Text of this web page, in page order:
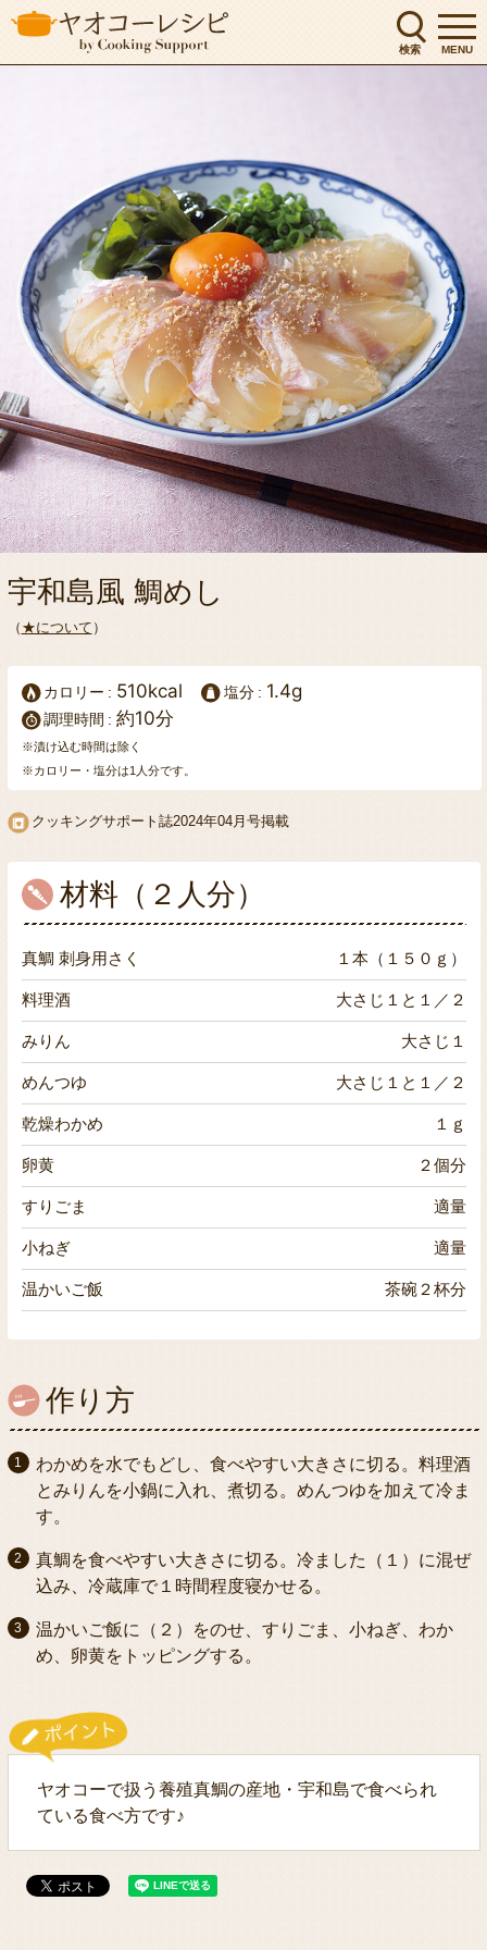
検索 MENU
宇和島風 鯛めし
（ ★について ）
カロリー 510kcal 塩分 1.4g
調理時間 約10分
※漬け込む時間は除く
※カロリー・塩分は1人分です。
クッキングサポート誌2024年04月号掲載
材料（２人分）
真鯛 刺身用さく １本（１５０ｇ）
料理酒 大さじ１と１／２
みりん 大さじ１
めんつゆ 大さじ１と１／２
乾燥わかめ １ｇ
卵黄 ２個分
すりごま 適量
小ねぎ 適量
温かいご飯 茶碗２杯分
作り方
わかめを水でもどし、食べやすい大きさに切る。料理酒
とみりんを小鍋に入れ、煮切る。めんつゆを加えて冷ま
す。
真鯛を食べやすい大きさに切る。冷ました（１）に混ぜ
込み、冷蔵庫で１時間程度寝かせる。
温かいご飯に（２）をのせ、すりごま、小ねぎ、わか
め、卵黄をトッピングする。
ヤオコーで扱う養殖真鯛の産地・宇和島で食べられ
ている食べ方です♪